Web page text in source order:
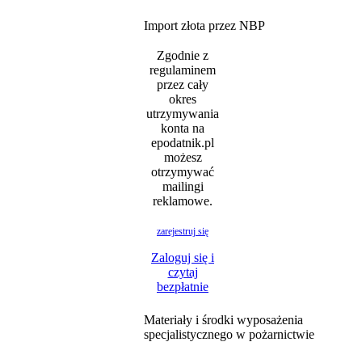
Import złota przez NBP
Zgodnie z
regulaminem
przez cały
okres
utrzymywania
konta na
epodatnik.pl
możesz
otrzymywać
mailingi
reklamowe.
zarejestruj się
Zaloguj się i
czytaj
bezpłatnie
Materiały i środki wyposażenia
specjalistycznego w pożarnictwie